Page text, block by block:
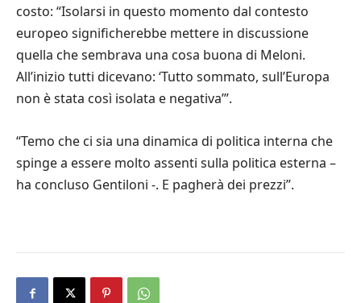
costo: “Isolarsi in questo momento dal contesto
europeo significherebbe mettere in discussione
quella che sembrava una cosa buona di Meloni.
All’inizio tutti dicevano: ‘Tutto sommato, sull’Europa
non è stata così isolata e negativa’”.
“Temo che ci sia una dinamica di politica interna che
spinge a essere molto assenti sulla politica esterna –
ha concluso Gentiloni -. E pagherà dei prezzi”.